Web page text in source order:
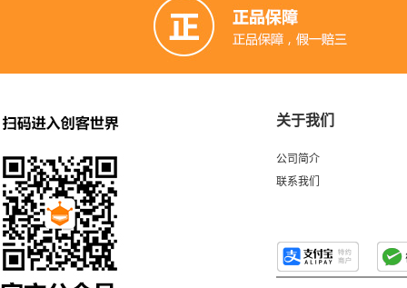
关于我们
公司简介
联系我们